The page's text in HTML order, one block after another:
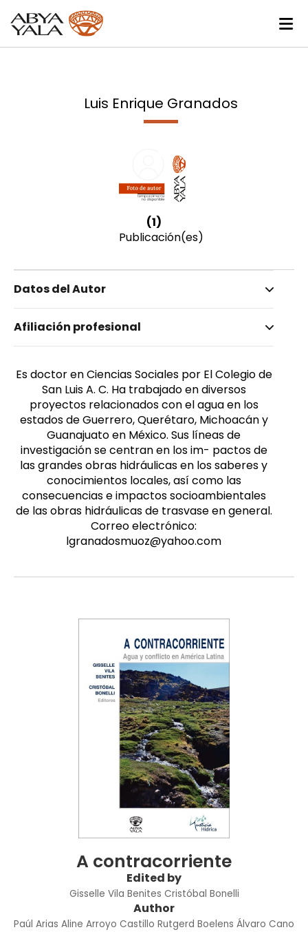
Luis Enrique Granados
(1)
Publicación(es)
Datos del Autor
Granados, Luis Enrique
Masculino
Afiliación profesional
Es doctor en Ciencias Sociales por El Colegio de
San Luis A. C. Ha trabajado en diversos
proyectos relacionados con el agua en los
estados de Guerrero, Querétaro, Michoacán y
Guanajuato en México. Sus líneas de
investigación se centran en los im- pactos de
las grandes obras hidráulicas en los saberes y
conocimientos locales, así como las
consecuencias e impactos socioambientales
de las obras hidráulicas de trasvase en general.
Correo electrónico:
lgranadosmuoz@yahoo.com
A contracorriente
Edited by
Gisselle Vila Benites Cristóbal Bonelli
Author
Paúl Arias Aline Arroyo Castillo Rutgerd Boelens Álvaro Cano